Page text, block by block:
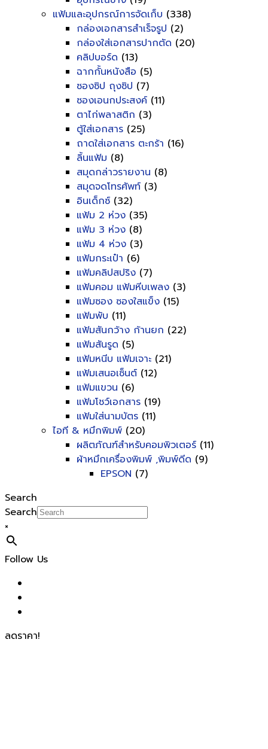
แฟ้มและอุปกรณ์การจัดเก็บ (338)
กล่องเอกสารสำเร็จรูป (2)
กล่องใส่เอกสารปากตัด (20)
คลิปบอร์ด (13)
ฉากกั้นหนังสือ (5)
ซองซิป ถุงซิป (7)
ซองเอนกประสงค์ (11)
ตาไก่พลาสติก (3)
ตู้ใส่เอกสาร (25)
ถาดใส่เอกสาร ตะกร้า (16)
ลิ้นแฟ้ม (8)
สมุดกล่าวรายงาน (8)
สมุดจดโทรศัพท์ (3)
อินเด็กซ์ (32)
แฟ้ม 2 ห่วง (35)
แฟ้ม 3 ห่วง (8)
แฟ้ม 4 ห่วง (3)
แฟ้มกระเป๋า (6)
แฟ้มคลิปสปริง (7)
แฟ้มคอม แฟ้มหีบเพลง (3)
แฟ้มซอง ซองใสแข็ง (15)
แฟ้มพับ (11)
แฟ้มสันกว้าง ก้านยก (22)
แฟ้มสันรูด (5)
แฟ้มหนีบ แฟ้มเจาะ (21)
แฟ้มเสนอเซ็นต์ (12)
แฟ้มแขวน (6)
แฟ้มโชว์เอกสาร (19)
แฟ้มใส่นามบัตร (11)
ไอที & หมึกพิมพ์ (20)
ผลิตภัณฑ์สำหรับคอมพิวเตอร์ (11)
ผ้าหมึกเครื่องพิมพ์ ,พิมพ์ดีด (9)
EPSON (7)
Search
Search
×
Follow Us
ลดราคา!